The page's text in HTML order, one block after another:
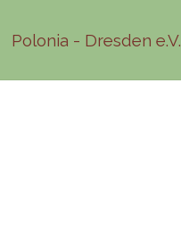
Polonia - Dresden e.V.